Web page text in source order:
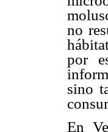
no
por
sino
En